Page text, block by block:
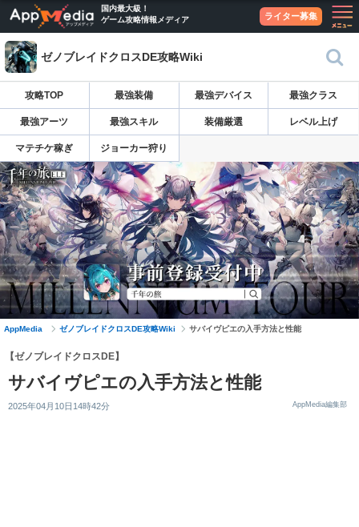
国内最大級！
ゲーム攻略情報メディア
ライター募集
ゼノブレイドクロスDE攻略Wiki
攻略TOP 最強装備 最強デバイス 最強クラス
最強アーツ 最強スキル 装備厳選 レベル上げ
マテチケ稼ぎ ジョーカー狩り
AppMedia ゼノブレイドクロスDE攻略Wiki サバイヴピエの入手方法と性能
【ゼノブレイドクロスDE】
サバイヴピエの入手方法と性能
2025年04月10日14時42分 AppMedia編集部